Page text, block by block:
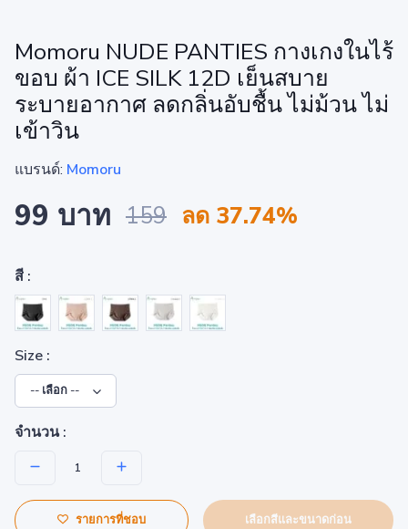
Momoru NUDE PANTIES กางเกงในไร้
ขอบ ผ้า ICE SILK 12D เย็นสบาย
ระบายอากาศ ลดกลิ่นอับชื้น ไม่ม้วน ไม่
เข้าวิน
แบรนด์: Momoru
99 บาท 159 ลด 37.74%
สี :
Size :
จำนวน :
รายการที่ชอบ เลือกสีและขนาดก่อน